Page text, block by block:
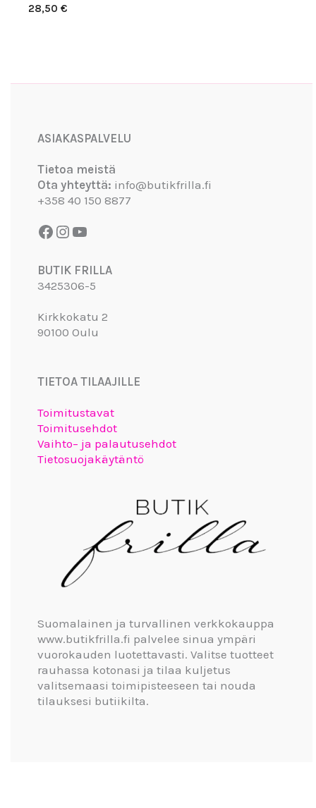
28,50€
ASIAKASPALVELU
Tietoa meistä
Ota yhteyttä: info@butikfrilla.fi
+358 40 150 8877
BUTIK FRILLA
3425306-5
Kirkkokatu 2
90100 Oulu
TIETOA TILAAJILLE
Toimitustavat
Toimitusehdot
Vaihto– ja palautusehdot
Tietosuojakäytäntö
Suomalainen ja turvallinen verkkokauppa
www.butikfrilla.fi palvelee sinua ympäri
vuorokauden luotettavasti. Valitse tuotteet
rauhassa kotonasi ja tilaa kuljetus
valitsemaasi toimipisteeseen tai nouda
tilauksesi butiikilta.